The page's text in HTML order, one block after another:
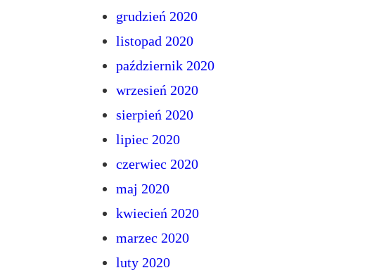
grudzień 2020
listopad 2020
październik 2020
wrzesień 2020
sierpień 2020
lipiec 2020
czerwiec 2020
maj 2020
kwiecień 2020
marzec 2020
luty 2020